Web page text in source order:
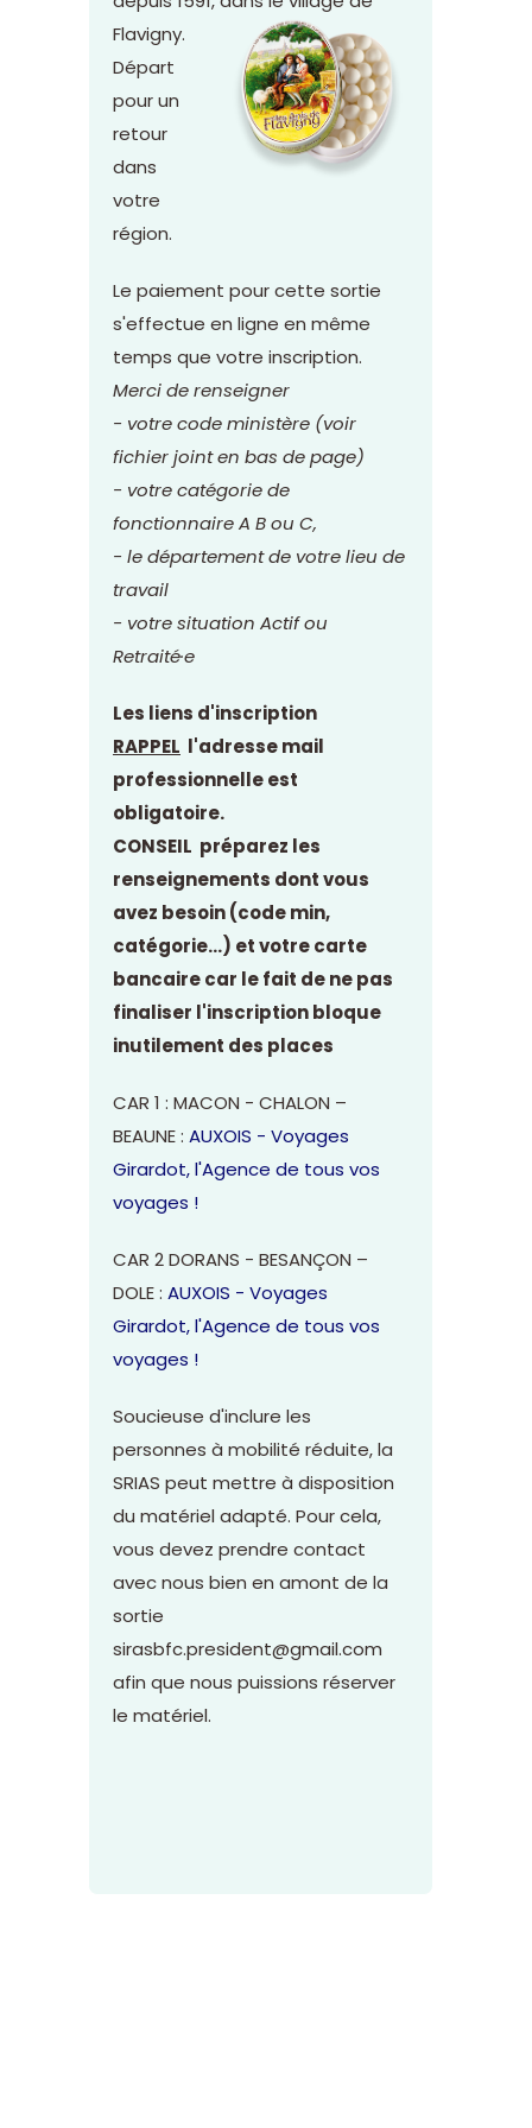
Flavigny.
Départ
pour un
retour
dans
votre
région.
Le paiement pour cette sortie
s'effectue en ligne en même
temps que votre inscription.
Merci de renseigner
- votre code ministère (voir
fichier joint en bas de page)
- votre catégorie de
fonctionnaire A B ou C,
- le département de votre lieu de
travail
- votre situation Actif ou
Retraité·e
Les liens d'inscription
RAPPEL l'adresse mail
professionnelle est
obligatoire.
CONSEIL préparez les
renseignements dont vous
avez besoin (code min,
catégorie...) et votre carte
bancaire car le fait de ne pas
finaliser l'inscription bloque
inutilement des places
CAR 1 : MACON - CHALON –
BEAUNE : AUXOIS - Voyages
Girardot, l'Agence de tous vos
voyages !
CAR 2 DORANS - BESANÇON –
DOLE : AUXOIS - Voyages
Girardot, l'Agence de tous vos
voyages !
Soucieuse d'inclure les
personnes à mobilité réduite, la
SRIAS peut mettre à disposition
du matériel adapté. Pour cela,
vous devez prendre contact
avec nous bien en amont de la
sortie
sirasbfc.president@gmail.com
afin que nous puissions réserver
le matériel.